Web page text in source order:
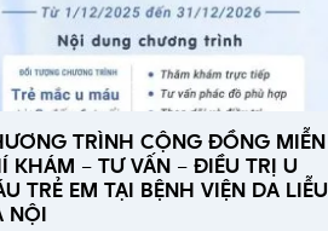
TRÌNH CỘNG ĐỒNG MIỄN
KHÁM – TƯ VẤN – ĐIỀU TRỊ U
TRẺ EM TẠI BỆNH VIỆN DA LIỄU
NỘI